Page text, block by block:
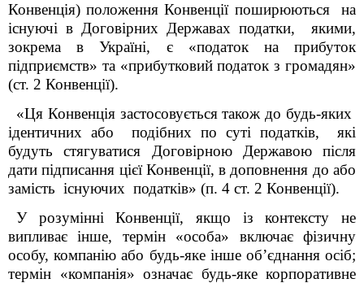
Конвенція) положення Конвенції поширюються на
існуючі в Договірних Державах податки, якими,
зокрема в Україні, є «податок на прибуток
підприємств» та «прибутковий податок з громадян»
(ст. 2 Конвенції).
«Ця Конвенція застосовується також до будь-яких
ідентичних або подібних по суті податків, які
будуть стягуватися Договірною Державою після
дати підписання цієї Конвенції, в доповнення до або
замість існуючих податків» (п. 4 ст. 2 Конвенції).
У розумінні Конвенції, якщо із контексту не
випливає інше, термін «особа» включає фізичну
особу, компанію або будь-яке інше об’єднання осіб;
термін «компанія» означає будь-яке корпоративне